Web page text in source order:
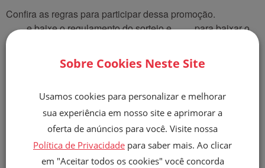
Confira as regras para participar dessa promoção.
aquie baixe o regulamento do sorteio eaquipara baixar o
regulamento do vale brinde.
AQUI E ACESSE O SITE EXCLUSIVO DA
PROMOÇÃO.
Sobre Cookies Neste Site
Usamos cookies para personalizar e melhorar
sua experiência em nosso site e aprimorar a
oferta de anúncios para você. Visite nossa
Política de Privacidade para saber mais. Ao clicar
em "Aceitar todos os cookies" você concorda